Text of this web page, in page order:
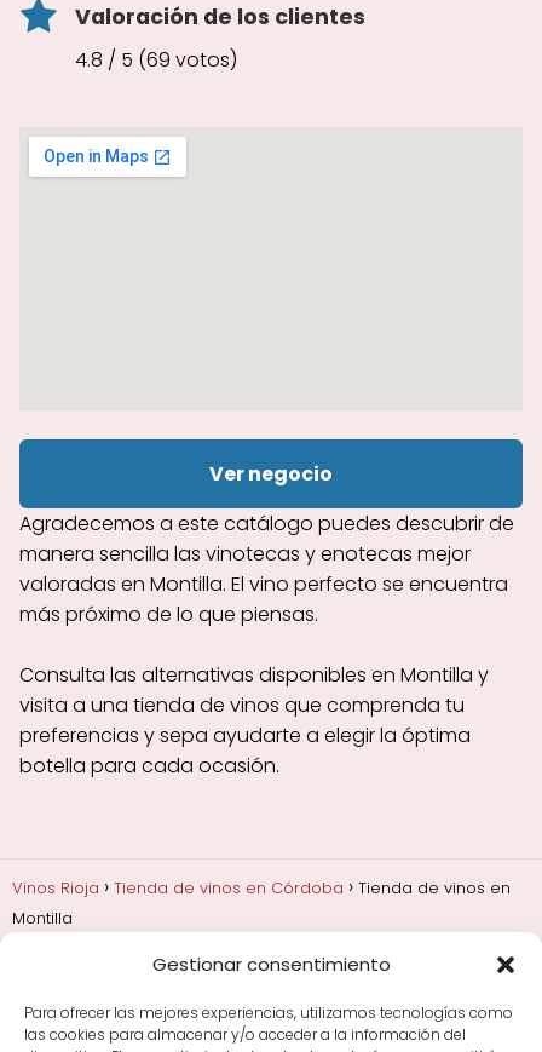
Gestionar consentimiento
Para ofrecer las mejores experiencias, utilizamos tecnologías como
las cookies para almacenar y/o acceder a la información del
Valoración de los clientes
4.8 / 5 (69 votos)
Ver negocio
Agradecemos a este catálogo puedes descubrir de
manera sencilla las vinotecas y enotecas mejor
valoradas en Montilla. El vino perfecto se encuentra
más próximo de lo que piensas.
Consulta las alternativas disponibles en Montilla y
visita a una tienda de vinos que comprenda tu
preferencias y sepa ayudarte a elegir la óptima
botella para cada ocasión.
Vinos Rioja Tienda de vinos en Córdoba
Tienda de vinos en
Montilla
Añadas, crianza y guarda
Bodegas y marcas de
Comprar vino
Rioja y guías de regalo
Cultura del vino y